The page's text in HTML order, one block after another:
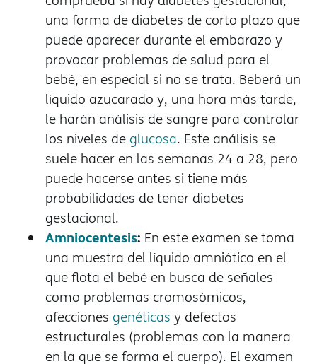
una forma de diabetes de corto plazo que
puede aparecer durante el embarazo y
provocar problemas de salud para el
bebé, en especial si no se trata. Beberá un
líquido azucarado y, una hora más tarde,
le harán análisis de sangre para controlar
los niveles de glucosa. Este análisis se
suele hacer en las semanas 24 a 28, pero
puede hacerse antes si tiene más
probabilidades de tener diabetes
gestacional.
Amniocentesis: En este examen se toma
una muestra del líquido amniótico en el
que flota el bebé en busca de señales
como problemas cromosómicos,
afecciones genéticas y defectos
estructurales (problemas con la manera
en la que se forma el cuerpo). El examen